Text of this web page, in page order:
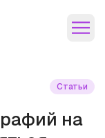
Статьи
на